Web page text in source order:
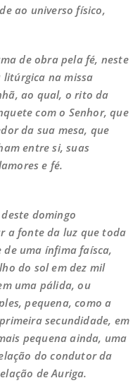
ao universo físico,
de obra pela fé, neste
litúrgica na missa
ao qual, o rito da
com o Senhor, que
da sua mesa, que
entre si, suas
e fé.
domingo
a fonte da luz que toda
uma ínfima faísca,
do sol em dez mil
uma pálida, ou
pequena, como a
secundidade, em
pequena ainda, uma
do condutor da
de Auriga.